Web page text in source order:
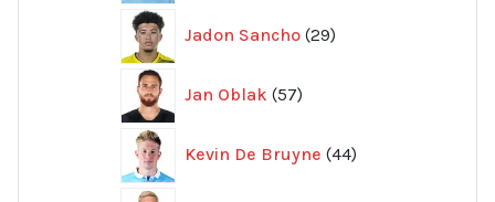
Jadon Sancho 29
produkter
Jan Oblak 57
produkter
Kevin De Bruyne 44
produkter